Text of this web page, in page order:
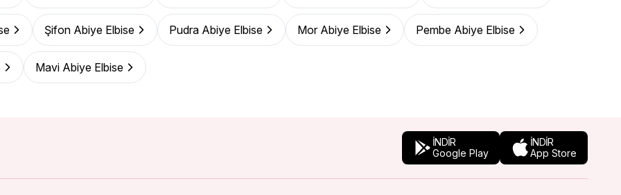
Şifon Abiye Elbise Pudra Abiye Elbise Mor Abiye Elbise Pembe Abiye Elbise
Mavi Abiye Elbise
İNDİR
Google Play
İNDİR
App Store